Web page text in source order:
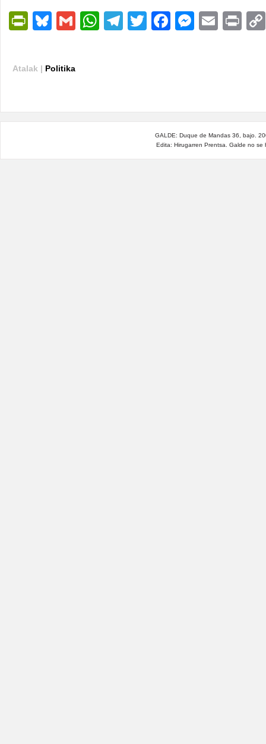
PrintFriendly
Bluesky
GmailWhatsApp
Telegram
TwitterFacebook
Email
Atalak | Politika
GALDE: Duque de Mandas 36, bajo.
Edita: Hirugarren Prentsa. Galde no